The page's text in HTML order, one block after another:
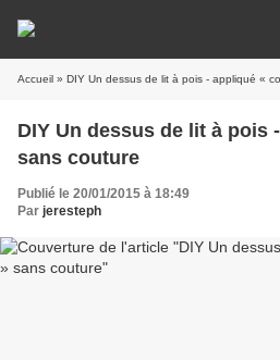
Accueil » DIY Un dessus de lit à pois - appliqué «
DIY Un dessus de lit à pois
sans couture
Publié le 20/01/2015 à 18:49
Par jeresteph